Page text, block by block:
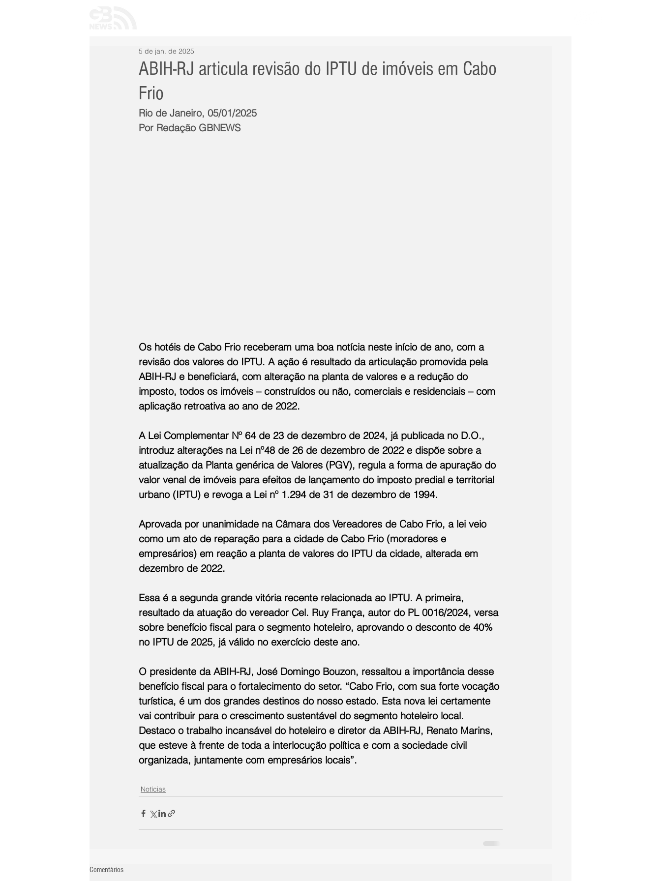
ABIH-RJ articula revisão do IPTU de imóveis em Cabo
Frio
5 de jan. de 2025
Rio de Janeiro, 05/01/2025
Por Redação GBNEWS
Os hotéis de Cabo Frio receberam uma boa notícia neste início de ano, com a
revisão dos valores do IPTU. A ação é resultado da articulação promovida pela
ABIH-RJ e beneficiará, com alteração na planta de valores e a redução do
imposto, todos os imóveis – construídos ou não, comerciais e residenciais – com
aplicação retroativa ao ano de 2022.
A Lei Complementar Nº 64 de 23 de dezembro de 2024, já publicada no D.O.,
introduz alterações na Lei nº48 de 26 de dezembro de 2022 e dispõe sobre a
atualização da Planta genérica de Valores (PGV), regula a forma de apuração do
valor venal de imóveis para efeitos de lançamento do imposto predial e territorial
urbano (IPTU) e revoga a Lei nº 1.294 de 31 de dezembro de 1994.
Aprovada por unanimidade na Câmara dos Vereadores de Cabo Frio, a lei veio
como um ato de reparação para a cidade de Cabo Frio (moradores e
empresários) em reação a planta de valores do IPTU da cidade, alterada em
dezembro de 2022.
Essa é a segunda grande vitória recente relacionada ao IPTU. A primeira,
resultado da atuação do vereador Cel. Ruy França, autor do PL 0016/2024, versa
sobre benefício fiscal para o segmento hoteleiro, aprovando o desconto de 40%
no IPTU de 2025, já válido no exercício deste ano.
O presidente da ABIH-RJ, José Domingo Bouzon, ressaltou a importância desse
benefício fiscal para o fortalecimento do setor. “Cabo Frio, com sua forte vocação
turística, é um dos grandes destinos do nosso estado. Esta nova lei certamente
vai contribuir para o crescimento sustentável do segmento hoteleiro local.
Destaco o trabalho incansável do hoteleiro e diretor da ABIH-RJ, Renato Marins,
que esteve à frente de toda a interlocução política e com a sociedade civil
organizada, juntamente com empresários locais”.
Notícias
Comentários